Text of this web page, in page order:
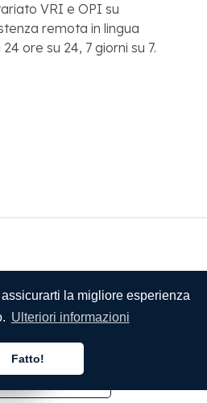
la migliore esperienza
Ulteriori informazioni
Fatto!
VRI e OPI su
remota in lingua
ore su 24, 7 giorni su 7.